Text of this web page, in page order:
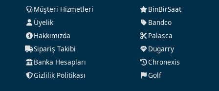
Müşteri Hizmetleri
Üyelik
Hakkımızda
Sipariş Takibi
Banka Hesapları
Gizlilik Politikası
BinBirSaat
Bandco
Palasca
Dugarry
Chronexis
Golf